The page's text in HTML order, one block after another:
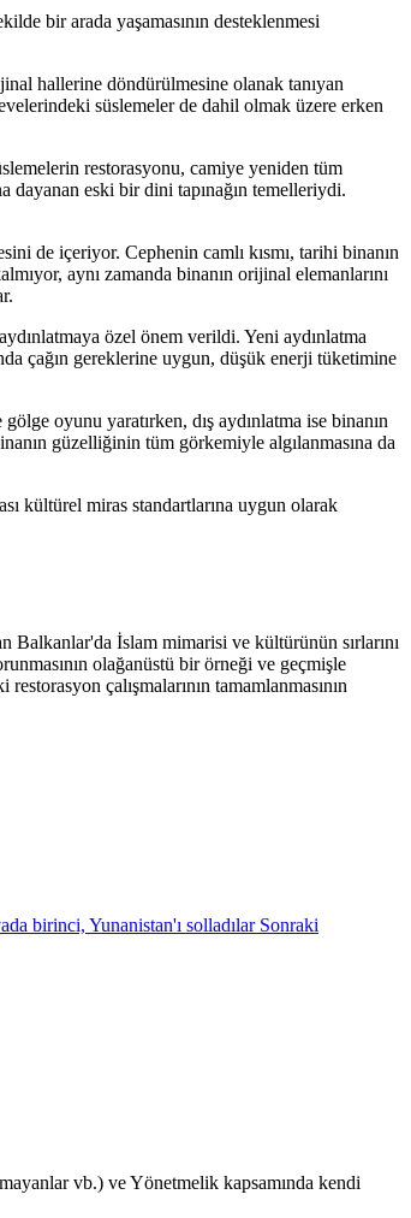
bir arada yaşamasının desteklenmesi
hallerine döndürülmesine olanak tanıyan
süslemeler de dahil olmak üzere erken
restorasyonu, camiye yeniden tüm
dayanan eski bir dini tapınağın temelleriydi.
de içeriyor. Cephenin camlı kısmı, tarihi binanın
aynı zamanda binanın orijinal elemanlarını
özel önem verildi. Yeni aydınlatma
çağın gereklerine uygun, düşük enerji tüketimine
oyunu yaratırken, dış aydınlatma ise binanın
güzelliğinin tüm görkemiyle algılanmasına da
kültürel miras standartlarına uygun olarak
Balkanlar'da İslam mimarisi ve kültürünün sırlarını
olağanüstü bir örneği ve geçmişle
çalışmalarının tamamlanmasının
birinci, Yunanistan'ı solladılar Sonraki
vb.) ve Yönetmelik kapsamında kendi